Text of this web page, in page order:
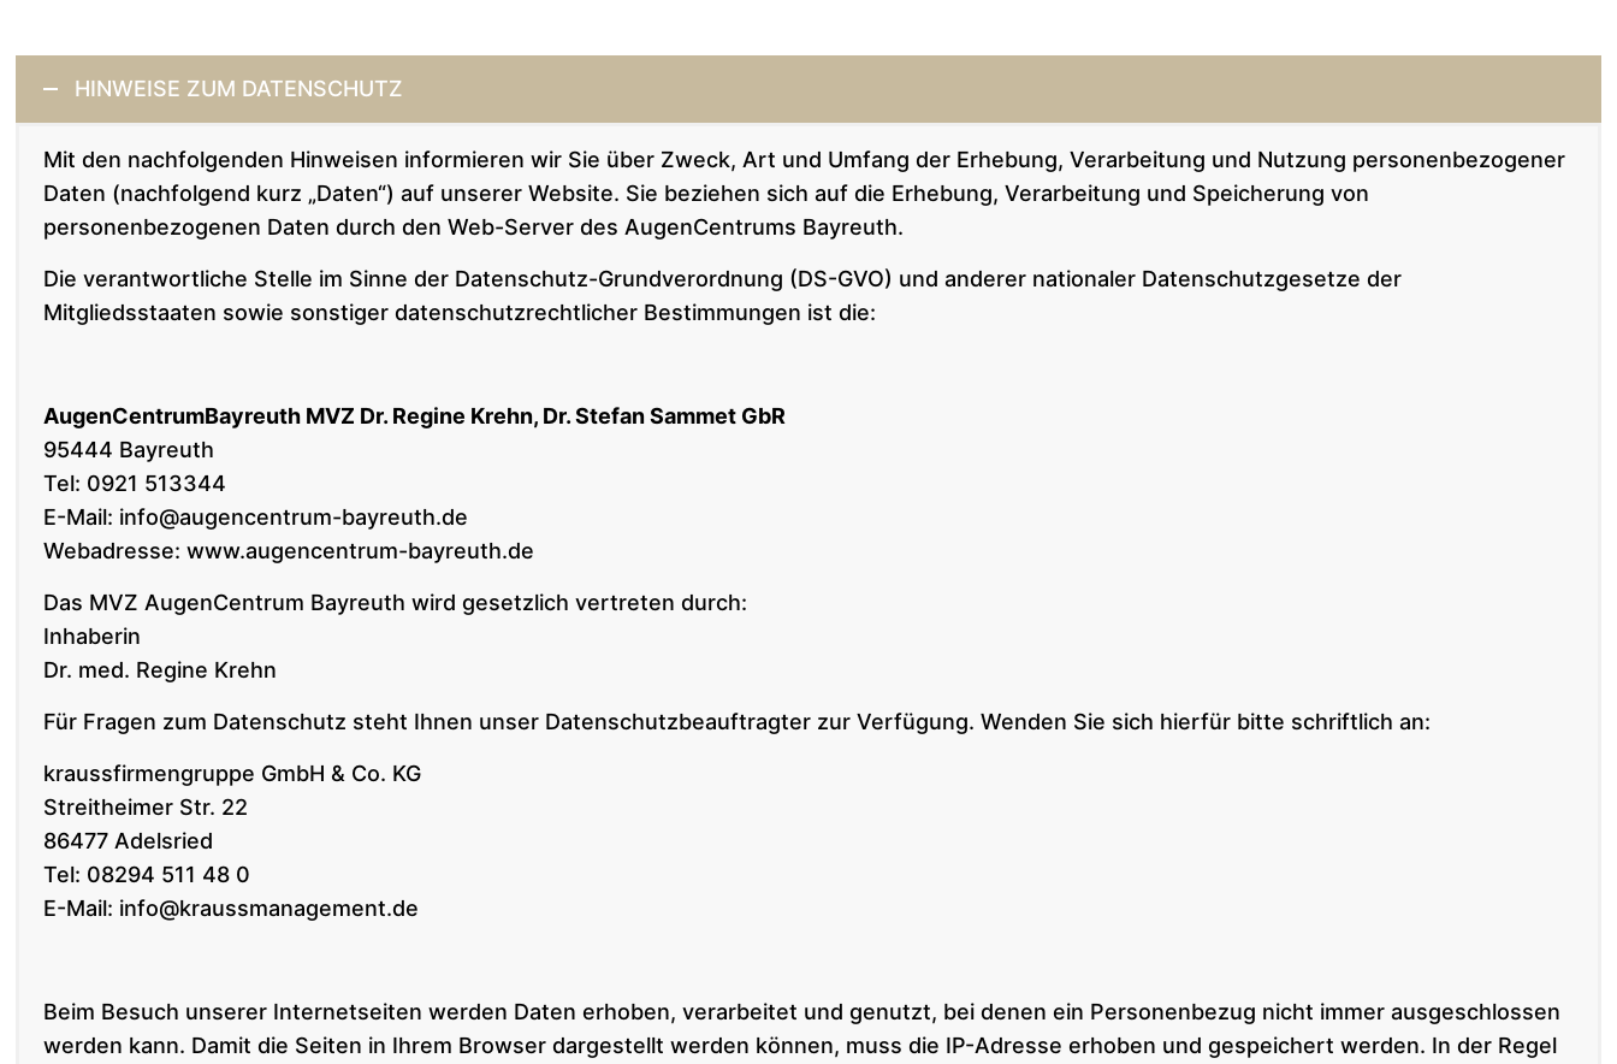
HINWEISE ZUM DATENSCHUTZ
Mit den nachfolgenden Hinweisen informieren wir Sie über Zweck, Art und Umfang der Erhebung, Verarbeitung und Nutzung personenbezogener
Daten (nachfolgend kurz „Daten“) auf unserer Website. Sie beziehen sich auf die Erhebung, Verarbeitung und Speicherung von
personenbezogenen Daten durch den Web-Server des AugenCentrums Bayreuth.
Die verantwortliche Stelle im Sinne der Datenschutz-Grundverordnung (DS-GVO) und anderer nationaler Datenschutzgesetze der
Mitgliedsstaaten sowie sonstiger datenschutzrechtlicher Bestimmungen ist die:
AugenCentrumBayreuth MVZ Dr. Regine Krehn, Dr. Stefan Sammet GbR
95444 Bayreuth
Tel: 0921 513344
E-Mail: info@augencentrum-bayreuth.de
Webadresse:www.augencentrum-bayreuth.de
Das MVZ AugenCentrum Bayreuth wird gesetzlich vertreten durch:
Inhaberin
Dr. med. Regine Krehn
Für Fragen zum Datenschutz steht Ihnen unser Datenschutzbeauftragter zur Verfügung. Wenden Sie sich hierfür bitte schriftlich an:
kraussfirmengruppe GmbH & Co. KG
Streitheimer Str. 22
86477 Adelsried
Tel: 08294 511 48 0
E-Mail: info@kraussmanagement.de
Beim Besuch unserer Internetseiten werden Daten erhoben, verarbeitet und genutzt, bei denen ein Personenbezug nicht immer ausgeschlossen
werden kann. Damit die Seiten in Ihrem Browser dargestellt werden können, muss die IP-Adresse erhoben und gespeichert werden. In der Regel